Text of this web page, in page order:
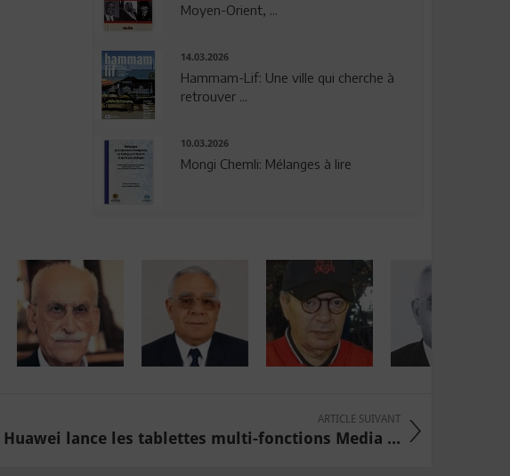
Moyen-Orient, ...
14.03.2026
Hammam-Lif: Une ville qui cherche à
retrouver ...
10.03.2026
Mongi Chemli: Mélanges à lire
ARTICLE SUIVANT
Huawei lance les tablettes multi-fonctions Media ...